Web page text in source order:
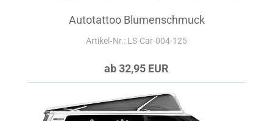
Autotattoo Blumenschmuck
Artikel‑Nr.: LS-Car-004-125
ab 32,95 EUR